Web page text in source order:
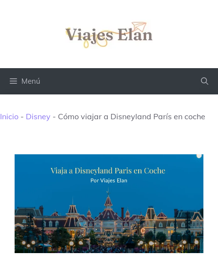
Menú
Inicio - Disney - Cómo viajar a Disneyland París en coche